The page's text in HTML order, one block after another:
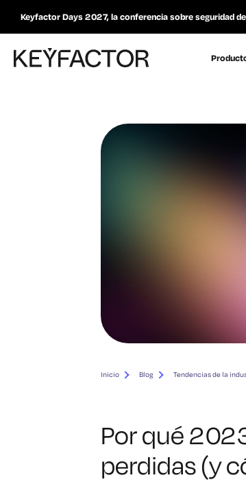
Keyfactor Days 2027, la conferencia sobre seguridad
Inicio Blog Tendencias de la
Por qué
perdidas (y